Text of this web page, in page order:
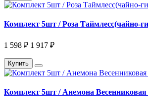
Комплект 5шт / Роза Таймлесс(чайно-
1 598 ₽ 1 917 ₽
Купить
Комплект 5шт / Анемона